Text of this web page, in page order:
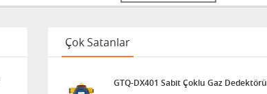
Çok Satanlar
GTQ-DX401 Sabit Çoklu Gaz Dedektörü